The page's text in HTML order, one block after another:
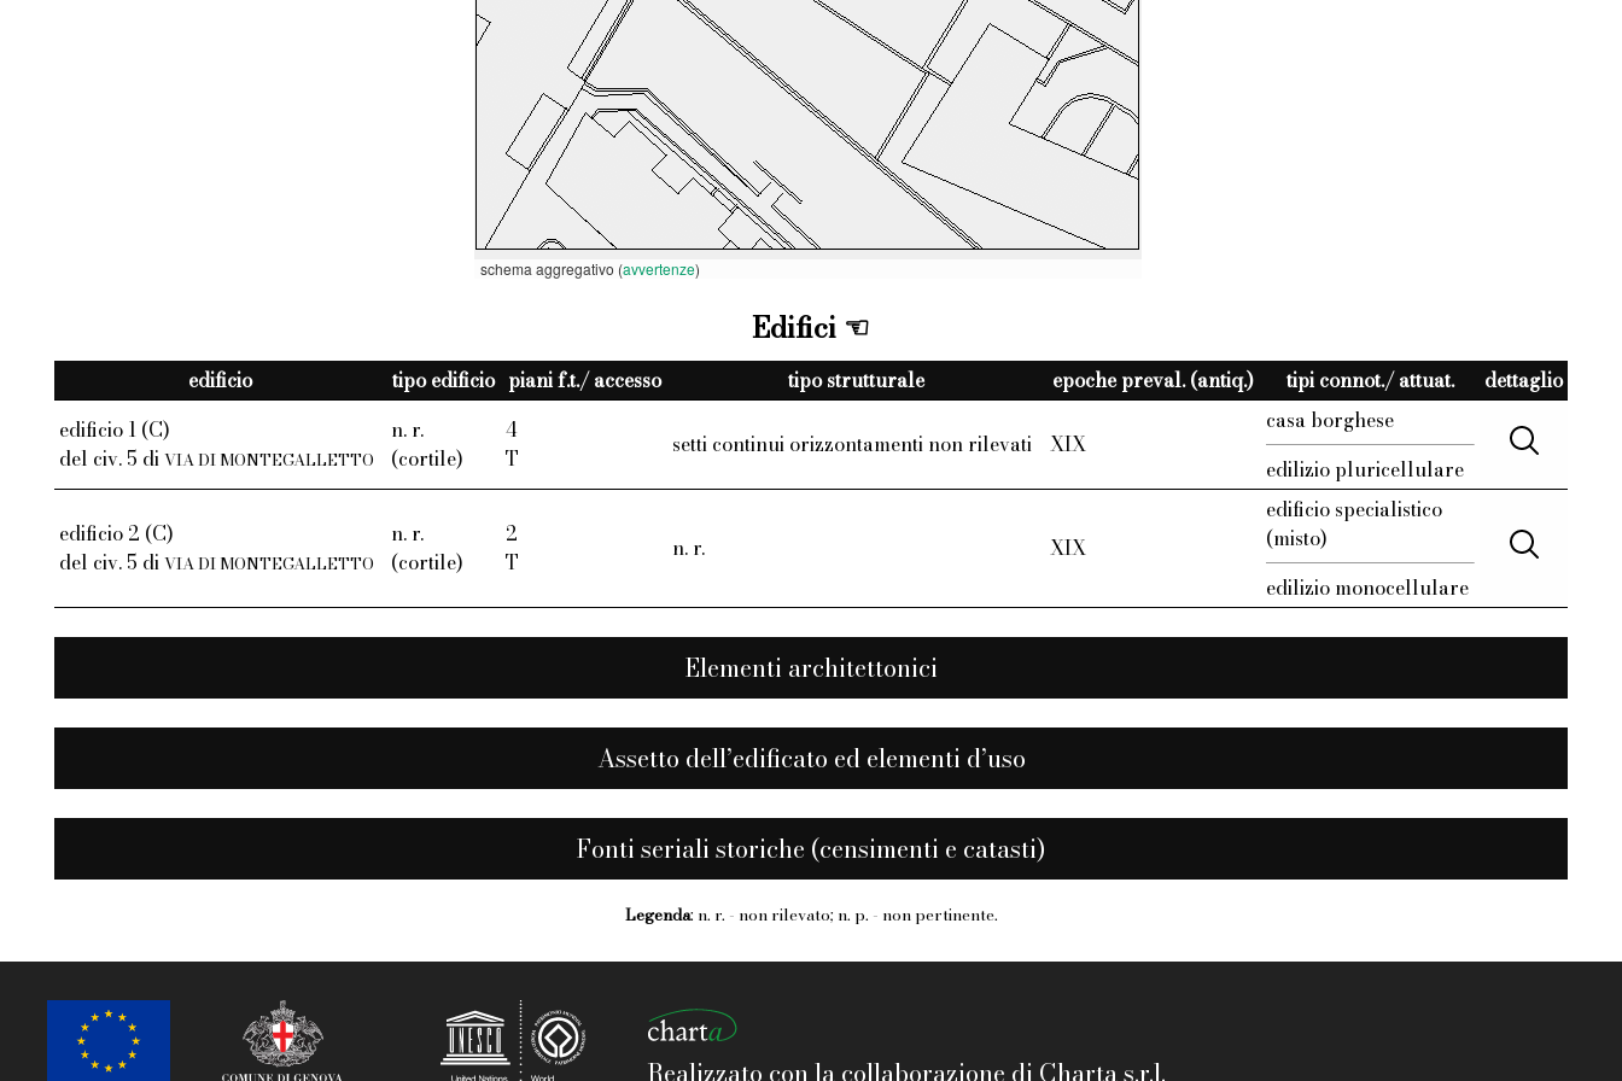
schema aggregativo (avvertenze)
Edifici
edificio tipo edificio piani f.t./ accesso tipo strutturale epoche preval. (antiq.) tipi connot./ attuat.
dettaglio
edificio 1 (C)
del civ. 5 di VIA DI MONTEGALLETTO
n. r.
(cortile)
4
T
setti continui orizzontamenti non rilevati XIX
casa borghese
edilizio pluricellulare
edificio 2 (C)
del civ. 5 di VIA DI MONTEGALLETTO
n. r.
(cortile)
2
T
n. r. XIX
edificio specialistico
(misto)
edilizio monocellulare
Elementi architettonici
Assetto dell’edificato ed elementi d’uso
Fonti seriali storiche (censimenti e catasti)
Legenda: n. r. - non rilevato; n. p. - non pertinente.